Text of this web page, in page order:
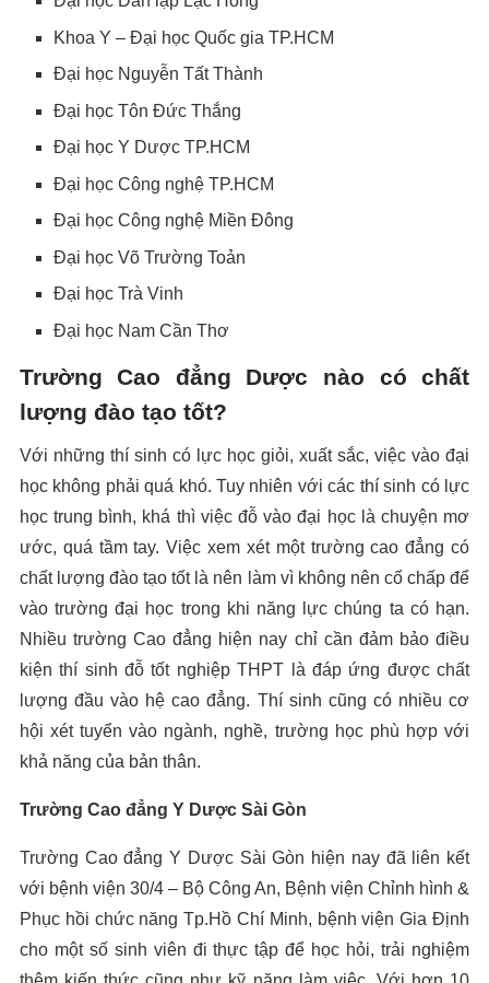
Khoa Y – Đại học Quốc gia TP.HCM
Đại học Nguyễn Tất Thành
Đại học Tôn Đức Thắng
Đại học Y Dược TP.HCM
Đại học Công nghệ TP.HCM
Đại học Công nghệ Miền Đông
Đại học Võ Trường Toản
Đại học Trà Vinh
Đại học Nam Cần Thơ
Trường Cao đẳng Dược nào có chất
lượng đào tạo tốt?
Với những thí sinh có lực học giỏi, xuất sắc, việc vào đại
học không phải quá khó. Tuy nhiên với các thí sinh có lực
học trung bình, khá thì việc đỗ vào đại học là chuyện mơ
ước, quá tầm tay. Việc xem xét một trường cao đẳng có
chất lượng đào tạo tốt là nên làm vì không nên cố chấp để
vào trường đại học trong khi năng lực chúng ta có hạn.
Nhiều trường Cao đẳng hiện nay chỉ cần đảm bảo điều
kiện thí sinh đỗ tốt nghiệp THPT là đáp ứng được chất
lượng đầu vào hệ cao đẳng. Thí sinh cũng có nhiều cơ
hội xét tuyển vào ngành, nghề, trường học phù hợp với
khả năng của bản thân.
Trường Cao đẳng Y Dược Sài Gòn
Trường Cao đẳng Y Dược Sài Gòn hiện nay đã liên kết
với bệnh viện 30/4 – Bộ Công An, Bệnh viện Chỉnh hình &
Phục hồi chức năng Tp.Hồ Chí Minh, bệnh viện Gia Định
cho một số sinh viên đi thực tập để học hỏi, trải nghiệm